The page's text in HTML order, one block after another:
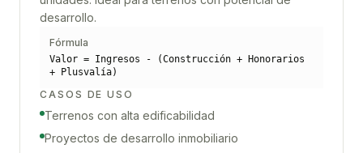
desarrollo.
Fórmula
Valor = Ingresos - (Construcción + Honorarios
+ Plusvalía)
CASOS DE USO
Terrenos con alta edificabilidad
Proyectos de desarrollo inmobiliario